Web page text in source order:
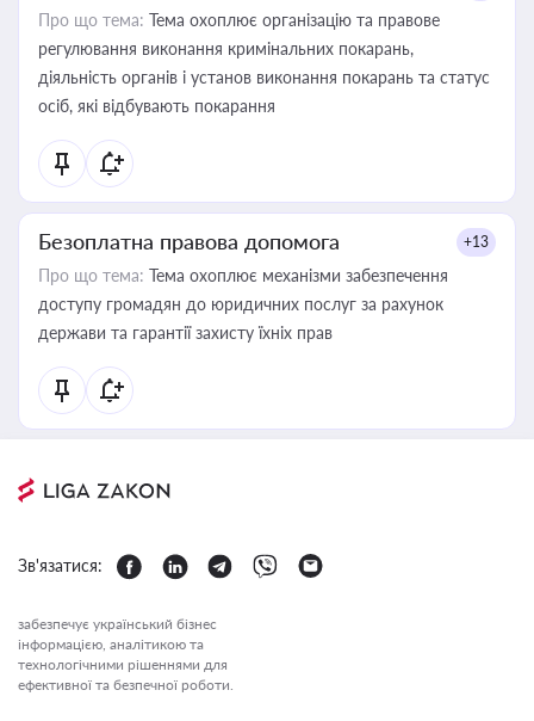
Про що тема: Тема охоплює організацію та правове
регулювання виконання кримінальних покарань,
діяльність органів і установ виконання покарань та статус
осіб, які відбувають покарання
Безоплатна правова допомога +13
Про що тема: Тема охоплює механізми забезпечення
доступу громадян до юридичних послуг за рахунок
держави та гарантії захисту їхніх прав
Зв'язатися:
забезпечує український бізнес
інформацією, аналітикою та
технологічними рішеннями для
ефективної та безпечної роботи.